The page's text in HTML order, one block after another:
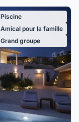
Piscine
Amical pour la famille
Grand groupe